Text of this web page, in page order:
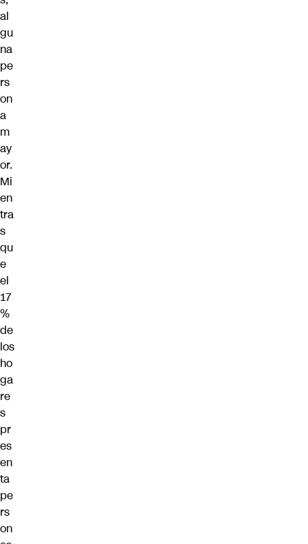
al
gu
na
pe
rs
on
a
m
ay
or.
Mi
en
tra
s
qu
e
el
17
%
de
los
ho
ga
re
s
pr
es
en
ta
pe
rs
on